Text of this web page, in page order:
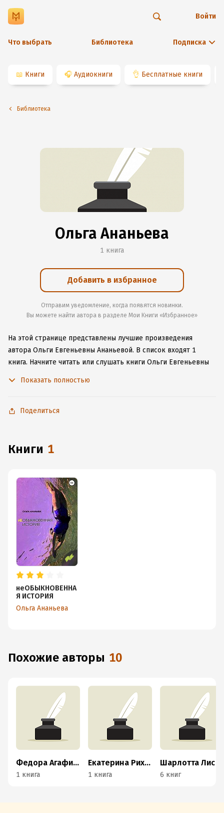
Что выбрать Библиотека Подписка
Войти
📖 Книги 🎧 Аудиокниги 👌 Бесплатные книги
Библиотека
Ольга Ананьева
1 книга
Добавить в избранное
Отправим уведомление, когда появятся новинки.
Вы можете найти автора в разделе Мои Книги «Избранное»
На этой странице представлены лучшие произведения
автора Ольги Евгеньевны Ананьевой. В список входят 1
книга. Начните читать или слушать книги Ольги Евгеньевны
к интернету.
Показать полностью
Поделиться
книги 1
неОБЫКНОВЕННА
Я ИСТОРИЯ
Ольга Ананьева
Похожие авторы 10
Федора Агафиевская
1 книга
Екатерина Рихтер
1 книга
Шарлотта Лис
6 книг